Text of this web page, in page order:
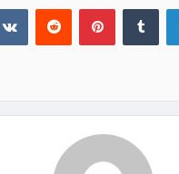
لينكدإن بينتيريست